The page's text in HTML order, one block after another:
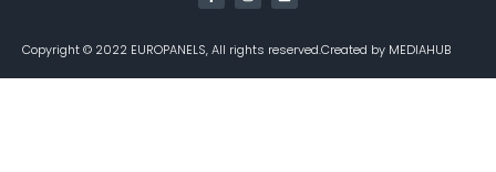
Copyright © 2022 EUROPANELS, All rights reserved.Created by MEDIAHUB